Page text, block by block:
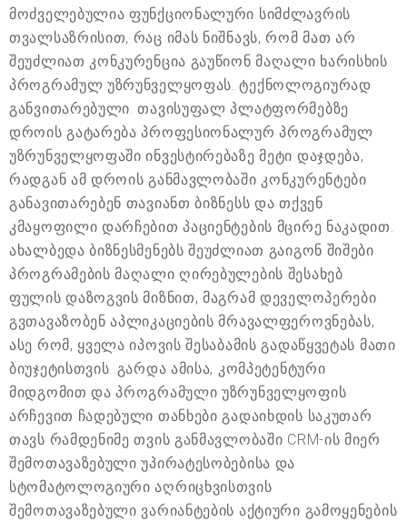
მოძველებულია ფუნქციონალური სიმძლავრის
თვალსაზრისით, რაც იმას ნიშნავს, რომ მათ არ
შეუძლიათ კონკურენცია გაუწიონ მაღალი ხარისხის
პროგრამულ უზრუნველყოფას. ტექნოლოგიურად
განვითარებული. თავისუფალ პლატფორმებზე
დროის გატარება პროფესიონალურ პროგრამულ
უზრუნველყოფაში ინვესტირებაზე მეტი დაჯდება,
რადგან ამ დროის განმავლობაში კონკურენტები
განავითარებენ თავიანთ ბიზნესს და თქვენ
კმაყოფილი დარჩებით პაციენტების მცირე ნაკადით.
ახალბედა ბიზნესმენებს შეუძლიათ გაიგონ შიშები
პროგრამების მაღალი ღირებულების შესახებ
ფულის დაზოგვის მიზნით, მაგრამ დეველოპერები
გვთავაზობენ აპლიკაციების მრავალფეროვნებას,
ასე რომ, ყველა იპოვის შესაბამის გადაწყვეტას მათი
ბიუჯეტისთვის. გარდა ამისა, კომპეტენტური
მიდგომით და პროგრამული უზრუნველყოფის
არჩევით ჩადებული თანხები გადაიხდის საკუთარ
თავს რამდენიმე თვის განმავლობაში CRM-ის მიერ
შემოთავაზებული უპირატესობებისა და
სტომატოლოგიური აღრიცხვისთვის
შემოთავაზებული ვარიანტების აქტიური გამოყენების